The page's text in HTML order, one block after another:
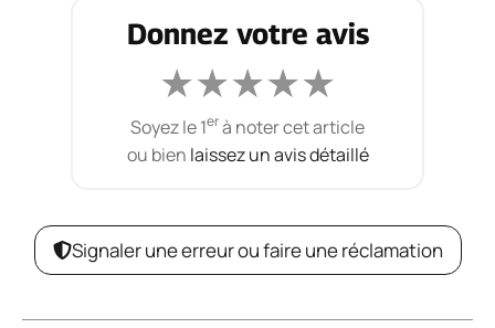
Donnez votre avis
★★★★★
Soyez le 1erà noter cet article
ou bien laissez un avis détaillé
Signaler une erreur ou faire une réclamation